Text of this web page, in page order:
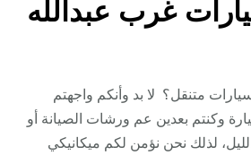
غرب عبدالله
متنقل؟ لا بد وأنكم واجهتم
وكنتم بعدين عم ورشات الصيانة أو
لذلك نحن نؤمن لكم ميكانيكي